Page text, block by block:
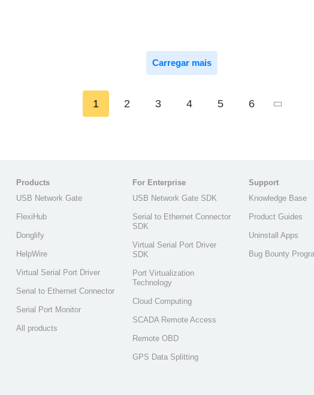
Carregar mais
1 2 3 4 5 6
Products
USB Network Gate
FlexiHub
Donglify
HelpWire
Virtual Serial Port Driver
Serial to Ethernet Connector
Serial Port Monitor
All products
For Enterprise
USB Network Gate SDK
Serial to Ethernet Connector
SDK
Virtual Serial Port Driver
SDK
Port Virtualization
Technology
Cloud Computing
SCADA Remote Access
Remote OBD
GPS Data Splitting
Support
Knowledge Base
Product Guides
Uninstall Apps
Bug Bounty